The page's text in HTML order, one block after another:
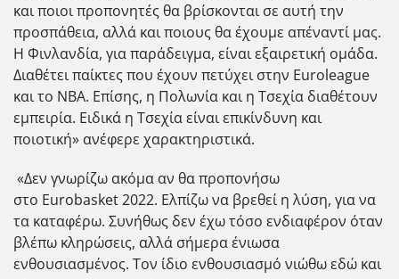
και ποιοι προπονητές θα βρίσκονται σε αυτή την
προσπάθεια, αλλά και ποιους θα έχουμε απέναντί μας.
Η Φινλανδία, για παράδειγμα, είναι εξαιρετική ομάδα.
Διαθέτει παίκτες που έχουν πετύχει στην Euroleague
και το ΝΒΑ. Επίσης, η Πολωνία και η Τσεχία διαθέτουν
εμπειρία. Ειδικά η Τσεχία είναι επικίνδυνη και
ποιοτική» ανέφερε χαρακτηριστικά.
«Δεν γνωρίζω ακόμα αν θα προπονήσω
στο Eurobasket 2022. Ελπίζω να βρεθεί η λύση, για να
τα καταφέρω. Συνήθως δεν έχω τόσο ενδιαφέρον όταν
βλέπω κληρώσεις, αλλά σήμερα ένιωσα
ενθουσιασμένος. Τον ίδιο ενθουσιασμό νιώθω εδώ και